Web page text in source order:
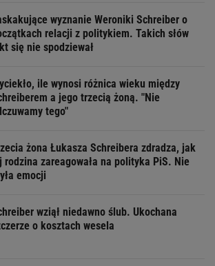
wyznanie Weroniki Schreiber o
relacji z politykiem. Takich słów
się nie spodziewał
ile wynosi różnica wieku między
a jego trzecią żoną. "Nie
tego"
żona Łukasza Schreibera zdradza, jak
rodzina zareagowała na polityka PiS. Nie
emocji
wziął niedawno ślub. Ukochana
o kosztach wesela